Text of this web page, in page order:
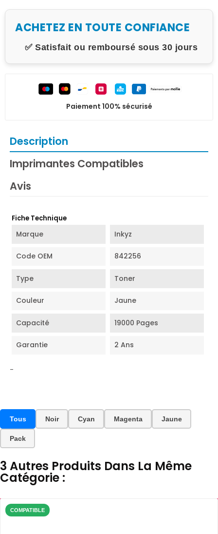
ACHETEZ EN TOUTE CONFIANCE
✅ Satisfait ou remboursé sous 30 jours
Paiement 100% sécurisé
Description
Imprimantes Compatibles
Avis
Fiche Technique
Marque Inkyz
Code OEM 842256
Type Toner
Couleur Jaune
Capacité 19000 Pages
Garantie 2 Ans
-
Tous Noir Cyan Magenta Jaune
Pack
3 Autres Produits Dans La Même
Catégorie :
COMPATIBLE